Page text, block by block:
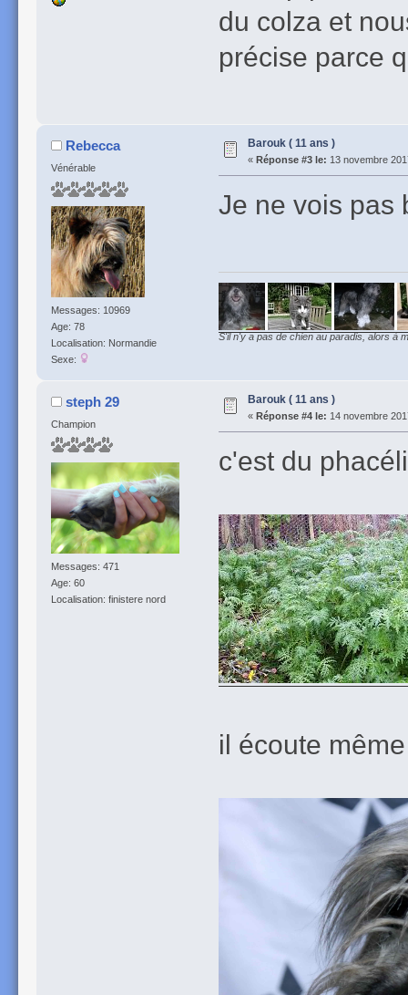
du colza et
précise parce
Rebecca
Vénérable
Messages: 10969
Age: 78
Localisation: Normandie
Sexe:
Barouk ( 11 ans )
« Réponse #3 le: 13 novembre
Je ne vois pas
S'il n'y a pas de chien au paradis, alors à
steph 29
Champion
Messages: 471
Age: 60
Localisation: finistere nord
Barouk ( 11 ans )
« Réponse #4 le: 14 novembre
c'est du
il écoute